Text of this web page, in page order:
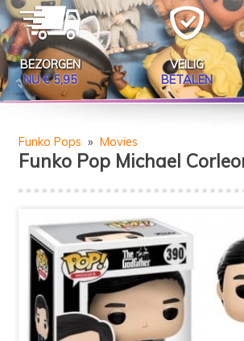
BEZORGEN
NU € 5,95
VEILIG
BETALEN
Funko Pops » Movies
Funko Pop Michael